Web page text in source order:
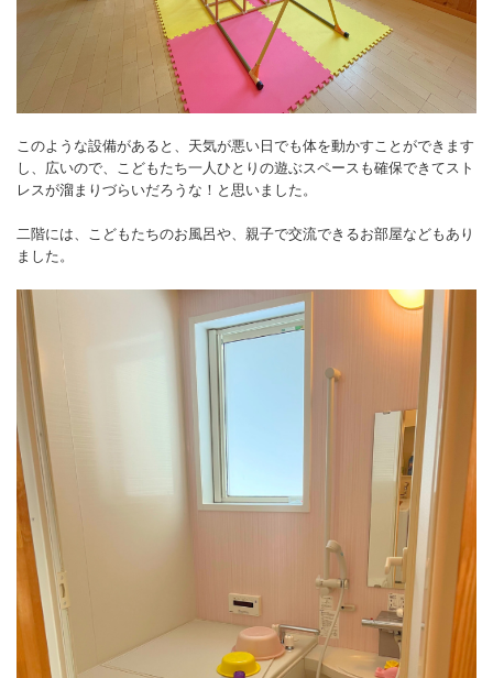
このような設備があると、天気が悪い日でも体を動かすことができます
し、広いので、こどもたち一人ひとりの遊ぶスペースも確保できてスト
レスが溜まりづらいだろうな！と思いました。
二階には、こどもたちのお風呂や、親子で交流できるお部屋などもあり
ました。